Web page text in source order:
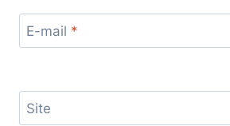
E-mail *
Site